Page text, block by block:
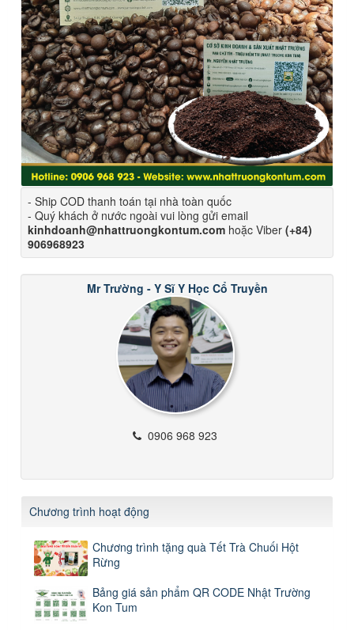
- Ship COD thanh toán tại nhà toàn quốc
- Quý khách ở nước ngoài vui lòng gửi email
kinhdoanh@nhattruongkontum.com hoặc Viber (+84)
906968923
Mr Trường - Y Sĩ Y Học Cổ Truyền
0906 968 923
Chương trình hoạt động
Chương trình tặng quà Tết Trà Chuối Hột
Rừng
Bảng giá sản phẩm QR CODE Nhật Trường
Kon Tum